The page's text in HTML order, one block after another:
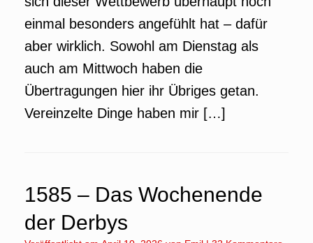
einmal besonders angefühlt hat – dafür
aber wirklich. Sowohl am Dienstag als
auch am Mittwoch haben die
Übertragungen hier ihr Übriges getan.
Vereinzelte Dinge haben mir […]
1585 – Das Wochenende
der Derbys